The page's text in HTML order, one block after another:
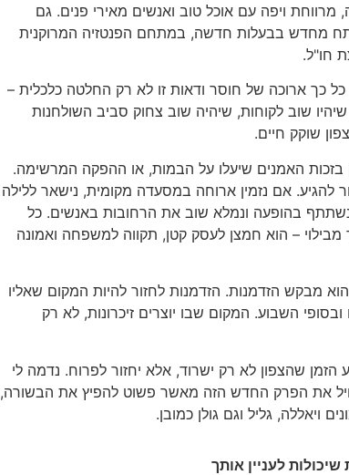
ויפה עם אוכל טוב ואנשים מאירי פנים. גם
מחדש בבעלות חדשה, במתחם הפנטזיה המרוקנית
חו"ל.
כך ארוכה של חוסר ודאות זו לא רק החלטה כלכלית –
שוב לקוחות, שיהיה שוב צחוק סביב השולחנות
שוקק חיים.
בזכות האמנים שיעלו על הבמות, או ההפקה המרשימה.
להגיע. אם נזמין ארוחה במסעדה מקומית, נישאר ללילה
בהופעה ונמלא שוב את הרחובות באנשים. כל
מבילוי – הוא חמצן לעסק קטן, תקווה למשפחה ואמונה
מבקש הזדמנות. הזדמנות לחזור להיות המקום שאליו
ובסופי השבוע. המקום שבו יוצרים זיכרונות, לא רק
הזמן שהצפון לא רק ישרוד, אלא יחזור לפרוח. נדמה לי
את הפרק החדש הזה מאשר פשוט להפיץ את הבשורה,
ויאללה, גליל וגם גולן כמובן.
שיכולות לעניין אותך